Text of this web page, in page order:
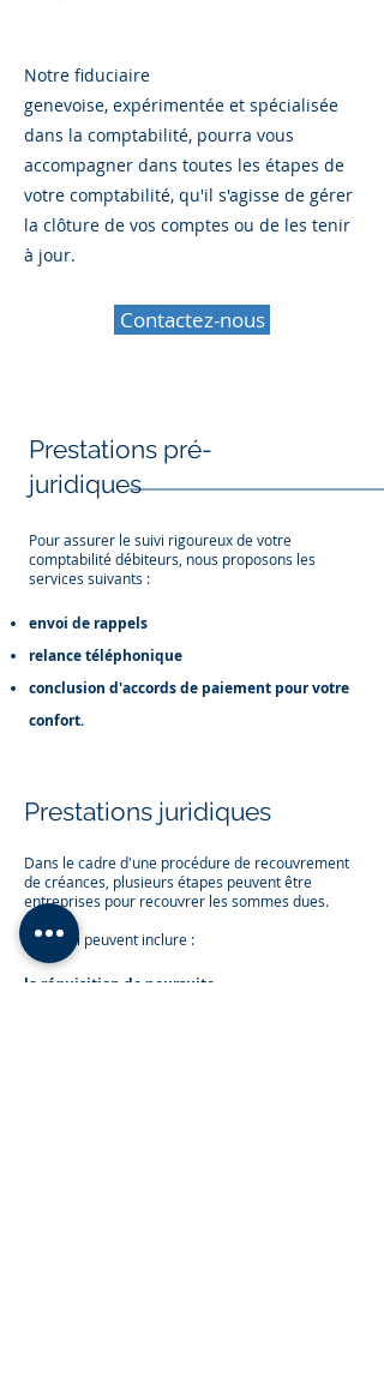
Notre fiduciaire
genevoise, expérimentée et spécialisée
dans la comptabilité, pourra vous
accompagner dans toutes les étapes de
votre comptabilité, qu'il s'agisse de gérer
la clôture de vos comptes ou de les tenir
à jour.
Contactez-nous
Prestations pré-
juridiques
Pour assurer le suivi rigoureux de votre
comptabilité débiteurs, nous proposons les
services suivants :
envoi de rappels
relance téléphonique
conclusion d'accords de paiement pour votre
confort.
Prestations juridiques
Dans le cadre d'une procédure de recouvrement
de créances, plusieurs étapes peuvent être
entreprises pour recouvrer les sommes dues.
Celles-ci peuvent inclure :
la réquisition de poursuite